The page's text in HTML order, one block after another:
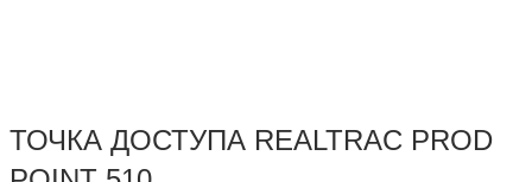
ТОЧКА ДОСТУПА REALTRAC PROD